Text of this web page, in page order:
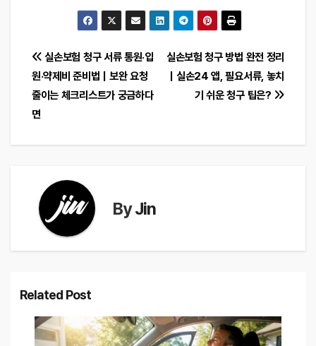
글
탐
색
실손보험 청구 방법 완전 정리
｜실손24 앱, 필요서류, 놓치
기 쉬운 청구 팁은?
실손보험 청구 서류 통원·입
원·약제비 준비법｜보완 요청
줄이는 체크리스트가 궁금하다
면
ByJin
Related Post